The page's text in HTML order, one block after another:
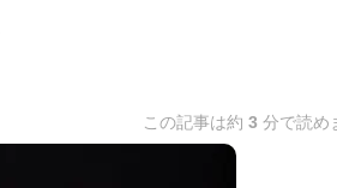
この記事は約 3 分で読め